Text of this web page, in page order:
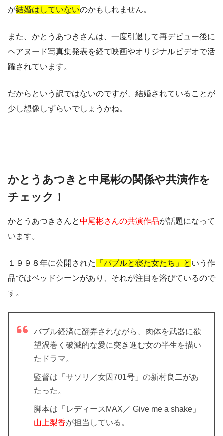
が結婚はしていないのかもしれません。
また、かとうあつきさんは、一度引退して再デビュー後に
ヘアヌード写真集発表を経て映画やオリジナルビデオで活
躍されています。
だからという訳ではないのですが、結婚されていることが
少し想像しずらいでしょうかね。
かとうあつきと中尾彬の関係や共演作を
チェック！
かとうあつきさんと中尾彬さんの共演作品が話題になって
います。
１９９８年に公開された 「バブルと寝た女たち」と いう作
品ではベッドシーンがあり、それが注目を浴びているので
す。
バブル経済に翻弄されながら、肉体を武器に欲
望渦巻く破滅的な愛に突き進む女の半生を描い
たドラマ。
監督は「サソリ／女囚701号」の新村良二があ
たった。
脚本は「レディースMAX／ Give me a shake」
山上梨香が担当している。